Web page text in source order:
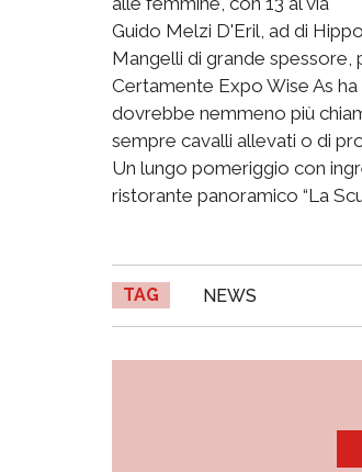
Guido Melzi D'Eril, ad di
Mangelli di grande
Certamente Expo Wise As
dovrebbe nemmeno più
sempre cavalli allevati o di
Un lungo pomeriggio con
ristorante panoramico “La
TAG NEWS